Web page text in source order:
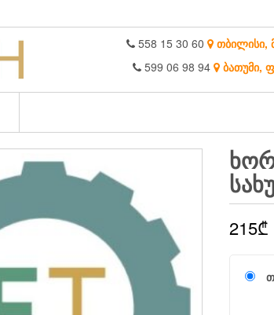
558 15 30 60
თბილისი,
599 06 98 94
ბათუმი,
215₾